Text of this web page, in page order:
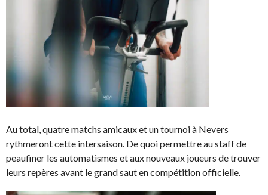
Au total, quatre matchs amicaux et un tournoi à Nevers
rythmeront cette intersaison. De quoi permettre au staff de
peaufiner les automatismes et aux nouveaux joueurs de trouver
leurs repères avant le grand saut en compétition officielle.